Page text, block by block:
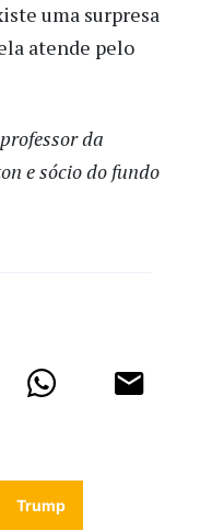
uma surpresa
atende pelo
da
e sócio do fundo
Trump